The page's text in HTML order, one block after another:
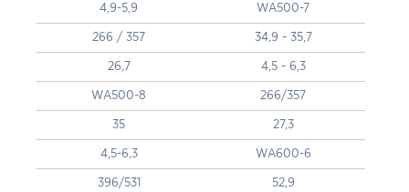
4,9-5,9 WA500-7
266 / 357 34,9 - 35,7
26,7 4,5 - 6,3
WA500-8 266/357
35 27,3
4,5-6,3 WA600-6
396/531 52,9